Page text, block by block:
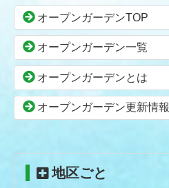
ン
本
文
先
へ
る
の
頭
へ
る
オープンガーデンTOP
オープンガーデン一覧
オープンガーデンとは
オープンガーデン更新情報
地区ごと